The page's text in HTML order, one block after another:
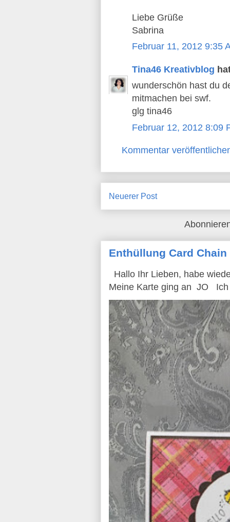
Liebe Grüße
Sabrina
Februar 11, 2012 9:35
Tina46 Kreativblog
wunderschön hast du
mitmachen bei swf.
glg tina46
Februar 12, 2012 8:09
Kommentar
Neuerer Post
Enthüllung Card
Hallo Ihr Lieben, habe
Meine Karte ging an JO Ich